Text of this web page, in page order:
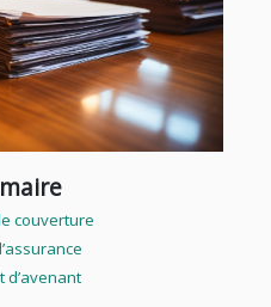
couverture
d’avenant